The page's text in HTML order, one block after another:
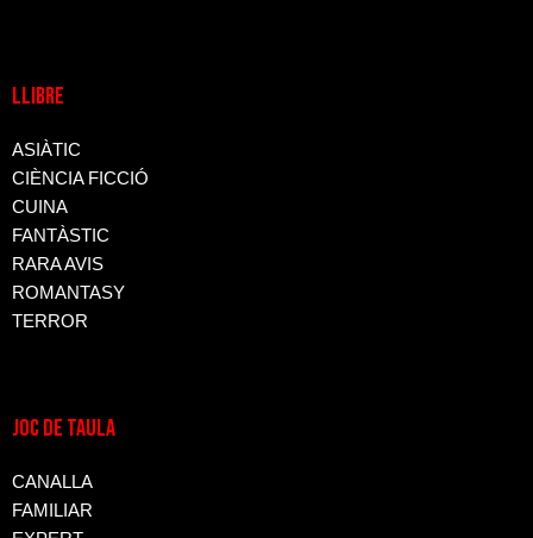
LLIBRE
ASIÀTIC
CIÈNCIA FICCIÓ
CUINA
FANTÀSTIC
RARA AVIS
ROMANTASY
TERROR
JOC DE TAULA
CANALLA
FAMILIAR